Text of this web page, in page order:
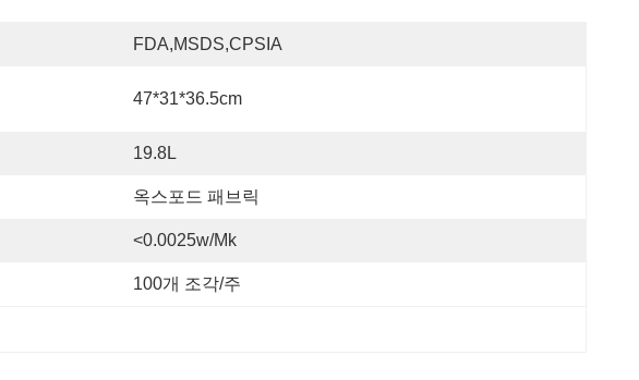
FDA,MSDS,CPSIA
47*31*36.5cm
19.8L
옥스포드 패브릭
<0.0025w/mk
100개 조각/주